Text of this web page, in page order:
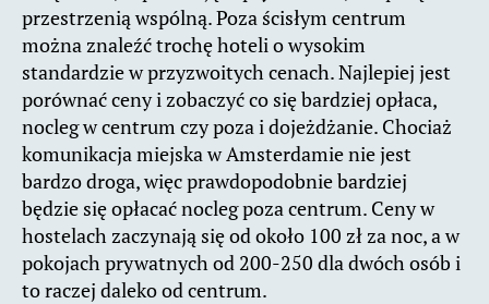
przestrzenią wspólną. Poza ścisłym centrum
można znaleźć trochę hoteli o wysokim
standardzie w przyzwoitych cenach. Najlepiej jest
porównać ceny i zobaczyć co się bardziej opłaca,
nocleg w centrum czy poza i dojeżdżanie. Chociaż
komunikacja miejska w Amsterdamie nie jest
bardzo droga, więc prawdopodobnie bardziej
będzie się opłacać nocleg poza centrum. Ceny w
hostelach zaczynają się od około 100 zł za noc, a w
pokojach prywatnych od 200-250 dla dwóch osób i
to raczej daleko od centrum.